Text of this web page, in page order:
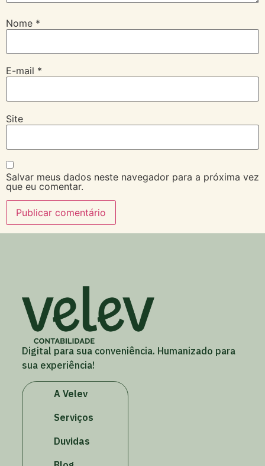
Nome *
E-mail *
Site
Salvar meus dados neste navegador para a próxima vez
que eu comentar.
Digital para sua conveniência. Humanizado para
sua experiência!
A Velev
Serviços
Duvidas